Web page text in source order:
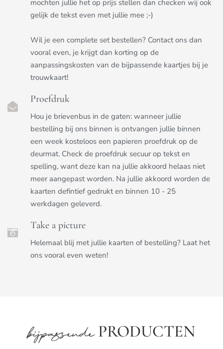
mochten jullie het op prijs stellen dan checken wij ook
gelijk de tekst even met jullie mee ;-)
Wil je een complete set bestellen? Contact ons dan
vooral even, je krijgt dan korting op de
aanpassingskosten van de bijpassende kaartjes bij je
trouwkaart!
Proefdruk
Hou je brievenbus in de gaten: wanneer jullie
bestelling bij ons binnen is ontvangen jullie binnen
een week kosteloos een papieren proefdruk op de
deurmat. Check de proefdruk secuur op tekst en
spelling, want deze kan na jullie akkoord helaas niet
meer aangepast worden. Na jullie akkoord worden de
kaarten defintief gedrukt en binnen 10 - 25
werkdagen geleverd.
Take a picture
Helemaal blij met jullie kaarten of bestelling? Laat het
ons vooral even weten!
bijpassendePRODUCTEN